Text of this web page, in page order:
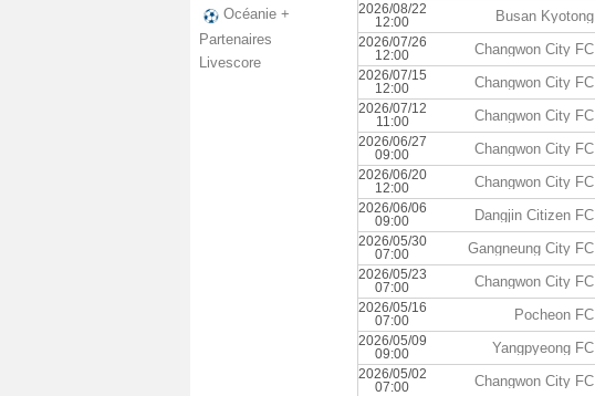
Océanie +
Partenaires
Livescore
2026/08/22
12:00
Busan Kyotong
2026/07/26
12:00
Changwon City FC
2026/07/15
12:00
Changwon City FC
2026/07/12
11:00
Changwon City FC
2026/06/27
09:00
Changwon City FC
2026/06/20
12:00
Changwon City FC
2026/06/06
09:00
Dangjin Citizen FC
2026/05/30
07:00
Gangneung City FC
2026/05/23
07:00
Changwon City FC
2026/05/16
07:00
Pocheon FC
2026/05/09
09:00
Yangpyeong FC
2026/05/02
07:00
Changwon City FC